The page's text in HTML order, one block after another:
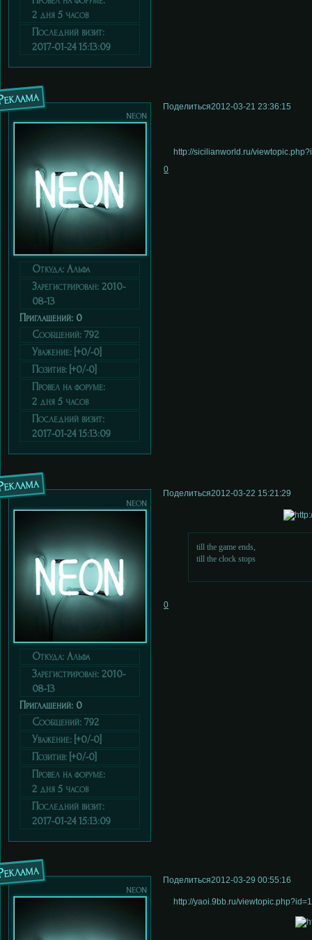
2 дня 5 часов
Последний визит:
2017-01-24 15:13:09
Поделиться2012-03-21 23:36:15
neon
Откуда: Альфа
Зарегистрирован: 2010-
08-13
Приглашений: 0
Сообщений: 792
Уважение: [+0/-0]
Позитив: [+0/-0]
Провел на форуме:
2 дня 5 часов
Последний визит:
2017-01-24 15:13:09
http://sicilianworld.ru/
0
Поделиться2012-03-22 15:21:29
neon
Откуда: Альфа
Зарегистрирован: 2010-
08-13
Приглашений: 0
Сообщений: 792
Уважение: [+0/-0]
Позитив: [+0/-0]
Провел на форуме:
2 дня 5 часов
Последний визит:
2017-01-24 15:13:09
till the game ends,
till the clock stops
0
Поделиться2012-03-29 00:55:16
neon
http://yaoi.9bb.ru/